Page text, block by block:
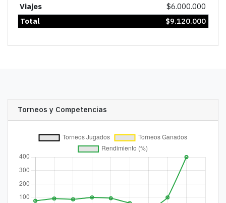
Viajes $6.000.000
Total
$9.120.000
Torneos y Competencias